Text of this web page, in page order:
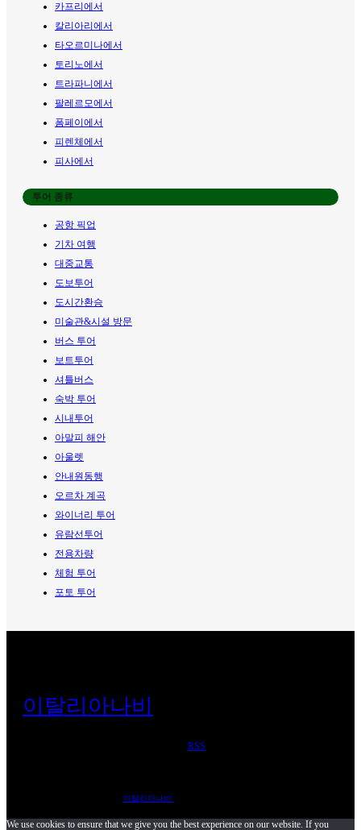
카프리에서
칼리아리에서
타오르미나에서
토리노에서
트라파니에서
팔레르모에서
폼페이에서
피렌체에서
피사에서
투어 종류
공항 픽업
기차 여행
대중교통
도보투어
도시간환승
미술관&시설 방문
버스 투어
보트투어
셔틀버스
숙박 투어
시내투어
아말피 해안
아울렛
안내원동행
오르차 계곡
와이너리 투어
유람선투어
전용차량
체험 투어
포토 투어
이탈리아나비
RSS
이탈리아나비
We use cookies to ensure that we give you the best experience on our website. If you